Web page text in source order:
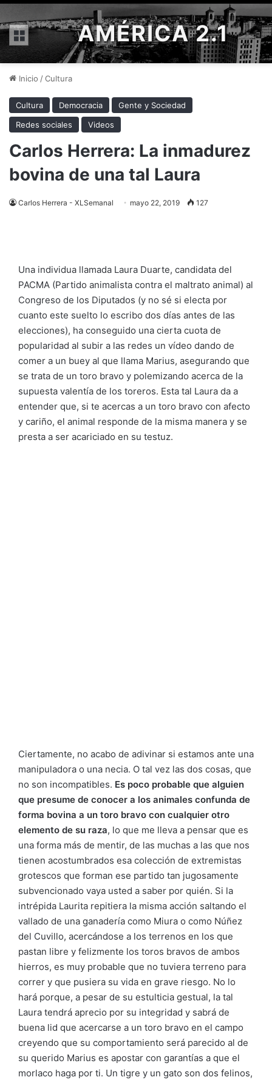
Menú AMÉRICA 2.1
Inicio /Cultura
Cultura Democracia
Gente y Sociedad
Redes sociales
Videos
Carlos Herrera: La inmadurez
bovina de una tal Laura
Carlos Herrera - XLSemanal mayo 22, 2019 127
Una individua llamada Laura Duarte, candidata del
PACMA (Partido animalista contra el maltrato animal) al
Congreso de los Diputados (y no sé si electa por
cuanto este suelto lo escribo dos días antes de las
elecciones), ha conseguido una cierta cuota de
popularidad al subir a las redes un vídeo dando de
comer a un buey al que llama Marius, asegurando que
se trata de un toro bravo y polemizando acerca de la
supuesta valentía de los toreros. Esta tal Laura da a
entender que, si te acercas a un toro bravo con afecto
y cariño, el animal responde de la misma manera y se
presta a ser acariciado en su testuz.
Ciertamente, no acabo de adivinar si estamos ante una
manipuladora o una necia. O tal vez las dos cosas, que
no son incompatibles. Es poco probable que alguien
que presume de conocer a los animales confunda de
forma bovina a un toro bravo con cualquier otro
elemento de su raza, lo que me lleva a pensar que es
una forma más de mentir, de las muchas a las que nos
tienen acostumbrados esa colección de extremistas
grotescos que forman ese partido tan jugosamente
subvencionado vaya usted a saber por quién. Si la
intrépida Laurita repitiera la misma acción saltando el
vallado de una ganadería como Miura o como Núñez
del Cuvillo, acercándose a los terrenos en los que
pastan libre y felizmente los toros bravos de ambos
hierros, es muy probable que no tuviera terreno para
correr y que pusiera su vida en grave riesgo. No lo
hará porque, a pesar de su estulticia gestual, la tal
Laura tendrá aprecio por su integridad y sabrá de
buena lid que acercarse a un toro bravo en el campo
creyendo que su comportamiento será parecido al de
su querido Marius es apostar con garantías a que el
morlaco haga por ti. Un tigre y un gato son dos felinos,